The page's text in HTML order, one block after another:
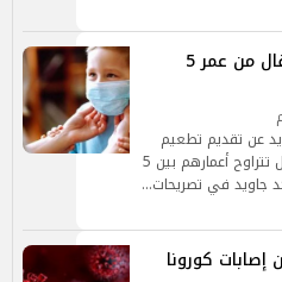
دولة كبري تُعلن تطعيم الأطفال من عمر 5
عن تقديم تطعيم
كورونا لما يقرب من ستة ملايين طفل تتراوح أعمارهم بين 5
كورونا